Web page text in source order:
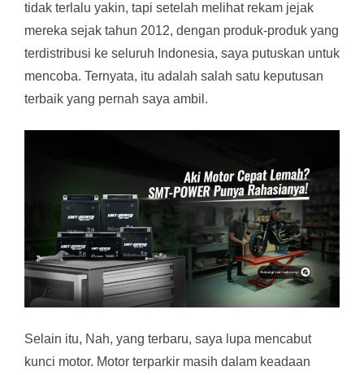
tidak terlalu yakin, tapi setelah melihat rekam jejak
mereka sejak tahun 2012, dengan produk-produk yang
terdistribusi ke seluruh Indonesia, saya putuskan untuk
mencoba. Ternyata, itu adalah salah satu keputusan
terbaik yang pernah saya ambil.
Selain itu, Nah, yang terbaru, saya lupa mencabut
kunci motor. Motor terparkir masih dalam keadaan